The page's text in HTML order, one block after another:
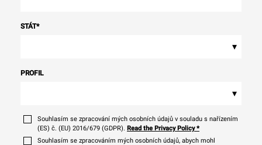
STÁT*
▾
PROFIL
▾
Souhlasím se zpracování mých osobních údajů v souladu s nařízením
(ES) č. (EU) 2016/679 (GDPR). Read the Privacy Policy*
Souhlasím se zpracováním mých osobních údajů, abych mohl